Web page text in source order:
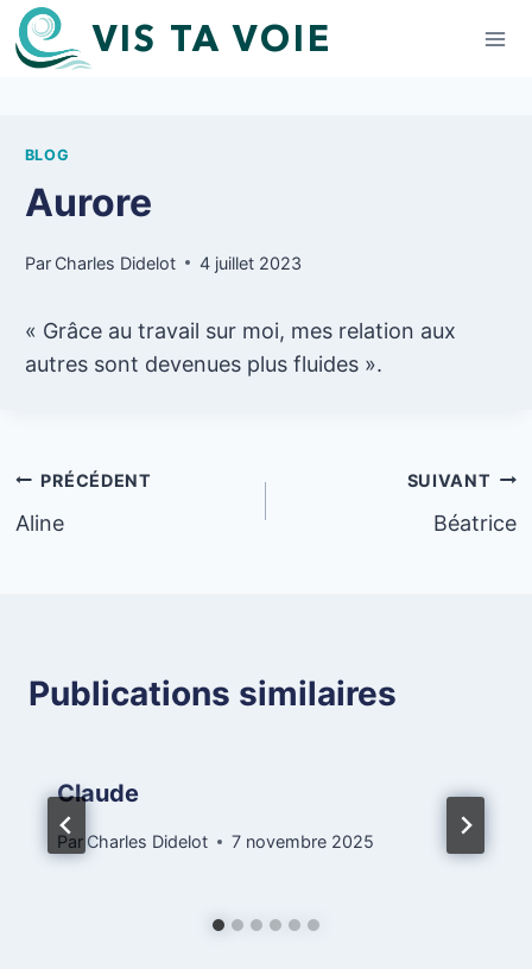
Aller
au
VIS TA VOIE
BLOG
Aurore
Par Charles Didelot 4 juillet 2023
« Grâce au travail sur moi, mes relation aux
autres sont devenues plus fluides ».
Navigation
de
PRÉCÉDENT
Aline
SUIVANT
Béatrice
Publications similaires
Claude
Par Charles Didelot 7 novembre 2025